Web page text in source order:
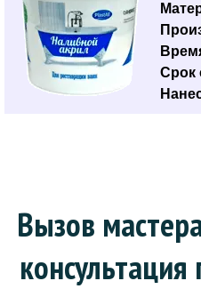
Срок
Вызов